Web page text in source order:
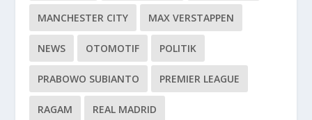
MANCHESTER CITY MAX VERSTAPPEN
NEWS OTOMOTIF POLITIK
PRABOWO SUBIANTO PREMIER LEAGUE
RAGAM REAL MADRID